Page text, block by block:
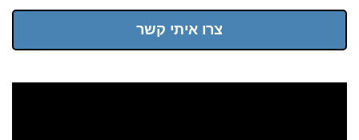
צרו איתי קשר